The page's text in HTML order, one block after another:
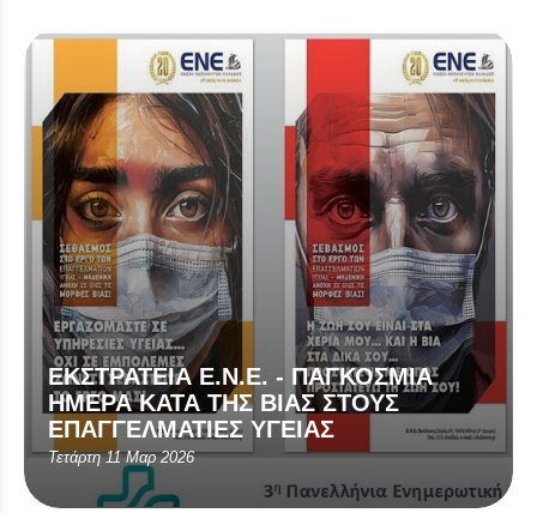
ΕΚΣΤΡΑΤΕΙΑ Ε.Ν.Ε. - ΠΑΓΚΟΣΜΙΑ
ΗΜΕΡΑ ΚΑΤΑ ΤΗΣ ΒΙΑΣ ΣΤΟΥΣ
ΕΠΑΓΓΕΛΜΑΤΙΕΣ ΥΓΕΙΑΣ
Τετάρτη 11 Μαρ 2026